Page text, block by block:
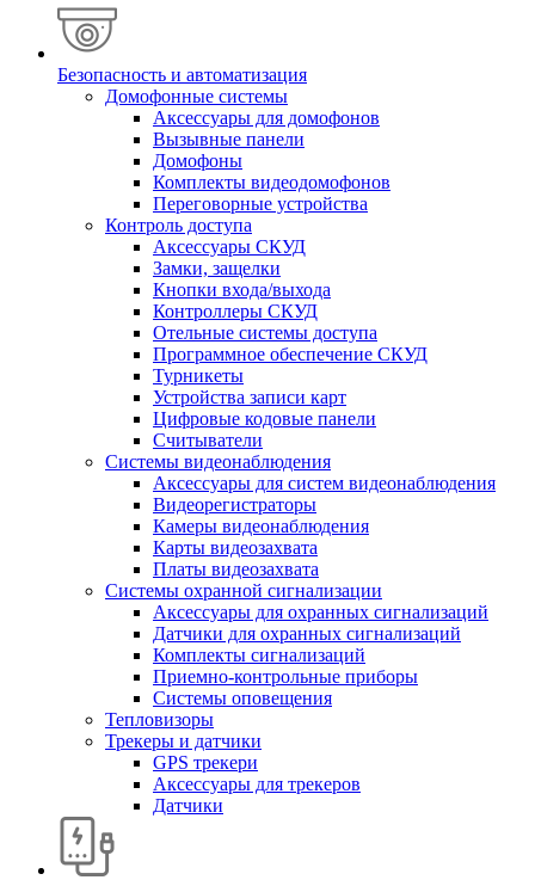
Безопасность и автоматизация
Домофонные системы
Аксессуары для домофонов
Вызывные панели
Домофоны
Комплекты видеодомофонов
Переговорные устройства
Контроль доступа
Аксессуары СКУД
Замки, защелки
Кнопки входа/выхода
Контроллеры СКУД
Отельные системы доступа
Программное обеспечение СКУД
Турникеты
Устройства записи карт
Цифровые кодовые панели
Считыватели
Системы видеонаблюдения
Аксессуары для систем видеонаблюдения
Видеорегистраторы
Камеры видеонаблюдения
Карты видеозахвата
Платы видеозахвата
Системы охранной сигнализации
Аксессуары для охранных сигнализаций
Датчики для охранных сигнализаций
Комплекты сигнализаций
Приемно-контрольные приборы
Системы оповещения
Тепловизоры
Трекеры и датчики
GPS трекери
Аксессуары для трекеров
Датчики